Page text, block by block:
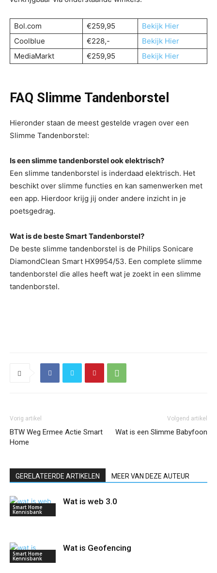
Bol.com €259,95
Bekijk Hier
Coolblue
€228,-
Bekijk Hier
MediaMarkt
€259,95 Bekijk Hier
FAQ Slimme Tandenborstel
Hieronder staan de meest gestelde vragen over een
Slimme Tandenborstel:
Is een slimme tandenborstel ook elektrisch?
Een slimme tandenborstel is inderdaad elektrisch. Het
beschikt over slimme functies en kan samenwerken met
een app. Hierdoor krijg jij onder andere inzicht in je
poetsgedrag.
Wat is de beste Smart Tandenborstel?
De beste slimme tandenborstel is de Philips Sonicare
DiamondClean Smart HX9954/53. Een complete slimme
tandenborstel die alles heeft wat je zoekt in een slimme
tandenborstel.
Vorig artikel
BTW Weg Ermee Actie Smart
Home
Volgend artikel
Wat is een Slimme Babyfoon
GERELATEERDE ARTIKELEN MEER VAN DEZE AUTEUR
Smart Home
Kennisbank
Wat is web 3.0
Smart Home
Kennisbank
Wat is Geofencing